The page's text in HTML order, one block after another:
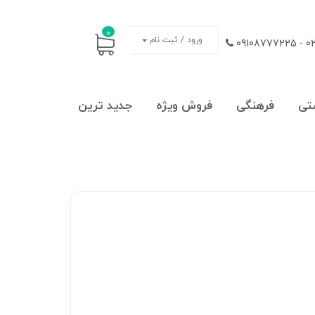
ورود / ثبت نام 0
فرهنگی فروش ویژه جدید ترین